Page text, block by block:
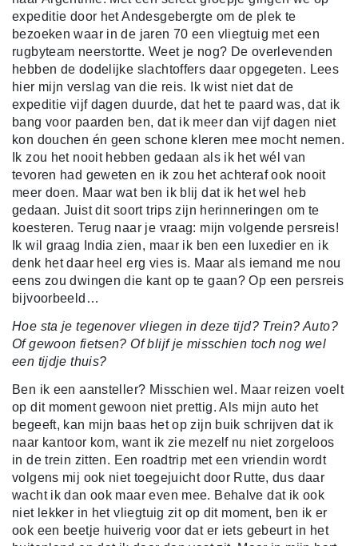
expeditie door het Andesgebergte om de plek te
bezoeken waar in de jaren 70 een vliegtuig met een
rugbyteam neerstortte. Weet je nog? De overlevenden
hebben de dodelijke slachtoffers daar opgegeten. Lees
hier mijn verslag van die reis. Ik wist niet dat de
expeditie vijf dagen duurde, dat het te paard was, dat ik
bang voor paarden ben, dat ik meer dan vijf dagen niet
kon douchen én geen schone kleren mee mocht nemen.
Ik zou het nooit hebben gedaan als ik het wél van
tevoren had geweten en ik zou het achteraf ook nooit
meer doen. Maar wat ben ik blij dat ik het wel heb
gedaan. Juist dit soort trips zijn herinneringen om te
koesteren. Terug naar je vraag: mijn volgende persreis!
Ik wil graag India zien, maar ik ben een luxedier en ik
denk het daar heel erg vies is. Maar als iemand me nou
eens zou dwingen die kant op te gaan? Op een persreis
bijvoorbeeld…
Hoe sta je tegenover vliegen in deze tijd? Trein? Auto?
Of gewoon fietsen? Of blijf je misschien toch nog wel
een tijdje thuis?
Ben ik een aansteller? Misschien wel. Maar reizen voelt
op dit moment gewoon niet prettig. Als mijn auto het
begeeft, kan mijn baas het op zijn buik schrijven dat ik
naar kantoor kom, want ik zie mezelf nu niet zorgeloos
in de trein zitten. Een roadtrip met een vriendin wordt
volgens mij ook niet toegejuicht door Rutte, dus daar
wacht ik dan ook maar even mee. Behalve dat ik ook
niet lekker in het vliegtuig zit op dit moment, ben ik er
ook een beetje huiverig voor dat er iets gebeurt in het